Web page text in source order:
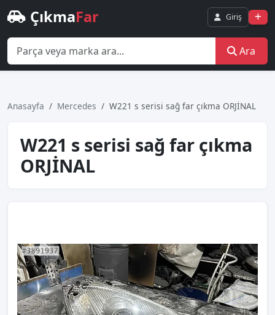
ÇıkmaFar Giriş
Ara
Anasayfa Mercedes W221 s serisi sağ far çıkma ORJİNAL
W221 s serisi sağ far çıkma
ORJİNAL